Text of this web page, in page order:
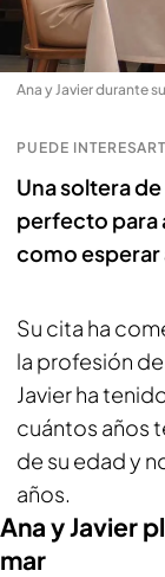
Ana y Javier durante
PUEDE
Una soltera
perfecto para
como esperar
Su cita ha
la profesión
Javier ha
cuántos años
de su edad y
años.
Ana y Javier
mar